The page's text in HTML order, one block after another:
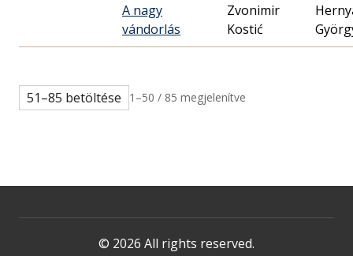
A nagy
vándorlás
Zvonimir
Kostić
51–85 betöltése 1–50 / 85 megjelenítve
© 2026 All rights reserved.